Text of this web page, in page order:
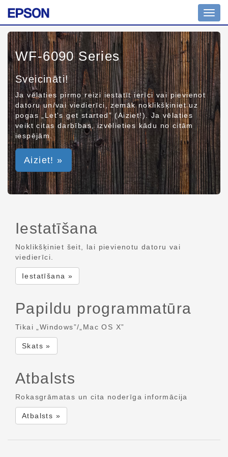
WF-6090 Series
Sveicināti!
Ja vēlaties pirmo reizi iestatīt ierīci vai pievienot
datoru un/vai viedierīci, zemāk noklikšķiniet uz
pogas „Let's get started” (Aiziet!). Ja vēlaties
veikt citas darbības, izvēlieties kādu no citām
iespējām.
Aiziet! »
Iestatīšana
Noklikšķiniet šeit, lai pievienotu datoru vai
viedierīci.
Iestatīšana »
Papildu programmatūra
Tikai „Windows”/„Mac OS X”
Skats »
Atbalsts
Rokasgrāmatas un cita noderīga informācija
Atbalsts »